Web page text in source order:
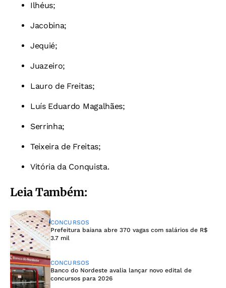
Ilhéus;
Jacobina;
Jequié;
Juazeiro;
Lauro de Freitas;
Luís Eduardo Magalhães;
Serrinha;
Teixeira de Freitas;
Vitória da Conquista.
Leia Também:
CONCURSOS
Prefeitura baiana abre 370 vagas com salários de R$
3.7 mil
CONCURSOS
Banco do Nordeste avalia lançar novo edital de
concursos para 2026